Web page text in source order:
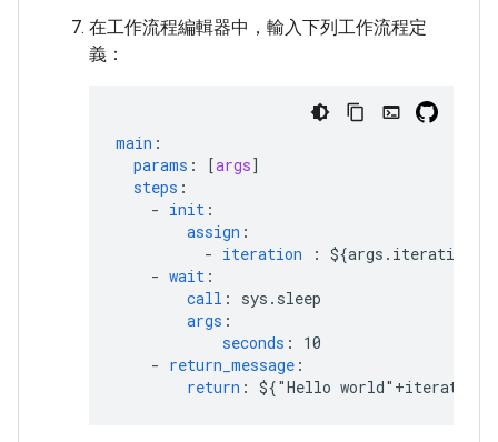
在工作流程編輯器中，輸入下列工作流程定
義：
main :
params : [args]
steps :
- init :
assign :
- iteration : ${args.iteration}
- wait :
call :
sys.sleep
args :
seconds :
10
- return_message :
return : ${"Hello world"+iteration}